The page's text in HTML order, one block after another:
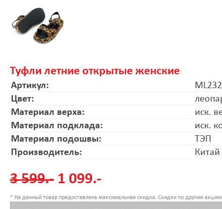
Туфли летние открытые женские
Артикул:
Цвет:
Материал верха:
иск.
Материал подклада:
иск.
Материал подошвы:
ТЭП
Производитель:
Китай
3 599.- 1 099.-
* На данный товар предоставлена максимальная скидка. Скидки по другим